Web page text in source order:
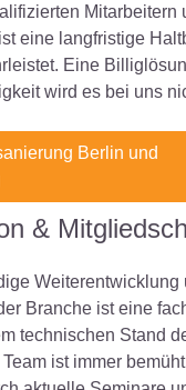
Mitarbeitern
eine langfristige
Eine
wird es bei uns
&
Weiterentwicklung
Branche ist eine
technischen Stand
ist immer